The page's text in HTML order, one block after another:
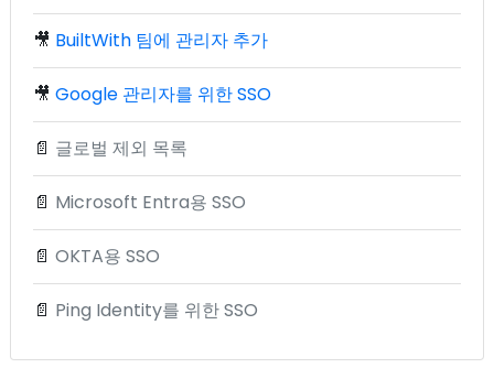
🎥 BuiltWith 팀에 관리자 추가
🎥 Google 관리자를 위한 SSO
📄 글로벌 제외 목록
📄 Microsoft Entra용 SSO
📄 OKTA용 SSO
📄 Ping Identity를 위한 SSO